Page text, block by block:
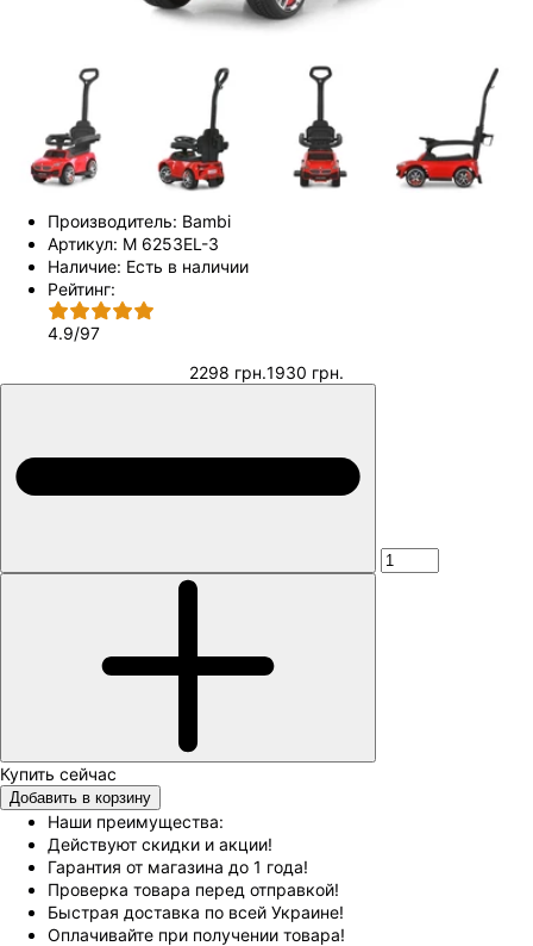
Производитель: Bambi
Артикул: M 6253EL-3
Наличие: Есть в наличии
Рейтинг:
4.9/97
2298 грн.1930 грн.
Добавить в корзину
Наши преимущества:
Действуют скидки и акции!
Гарантия от магазина до 1 года!
Проверка товара перед отправкой!
Быстрая доставка по всей Украине!
Оплачивайте при получении товара!